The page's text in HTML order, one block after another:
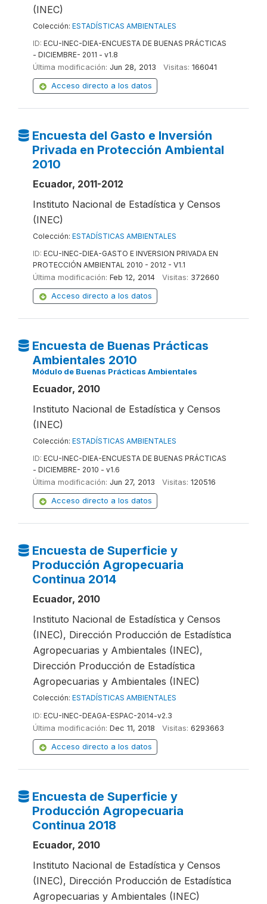
(INEC)
Colección: ESTADÍSTICAS AMBIENTALES
ID: ECU-INEC-DIEA-ENCUESTA DE BUENAS PRÁCTICAS
- DICIEMBRE- 2011 - v1.8
Última modificación: Jun 28, 2013 Visitas: 166041
Acceso directo a los datos
Encuesta del Gasto e Inversión
Privada en Protección Ambiental
2010
Ecuador, 2011-2012
Instituto Nacional de Estadística y Censos
(INEC)
Colección: ESTADÍSTICAS AMBIENTALES
ID: ECU-INEC-DIEA-GASTO E INVERSION PRIVADA EN
PROTECCIÓN AMBIENTAL 2010 - 2012 - V1.1
Última modificación: Feb 12, 2014 Visitas: 372660
Acceso directo a los datos
Encuesta de Buenas Prácticas
Ambientales 2010
Módulo de Buenas Prácticas Ambientales
Ecuador, 2010
Instituto Nacional de Estadística y Censos
(INEC)
Colección: ESTADÍSTICAS AMBIENTALES
ID: ECU-INEC-DIEA-ENCUESTA DE BUENAS PRÁCTICAS
- DICIEMBRE- 2010 - v1.6
Última modificación: Jun 27, 2013 Visitas: 120516
Acceso directo a los datos
Encuesta de Superficie y
Producción Agropecuaria
Continua 2014
Ecuador, 2010
Instituto Nacional de Estadística y Censos
(INEC), Dirección Producción de Estadística
Agropecuarias y Ambientales (INEC),
Dirección Producción de Estadística
Agropecuarias y Ambientales (INEC)
Colección: ESTADÍSTICAS AMBIENTALES
ID: ECU-INEC-DEAGA-ESPAC-2014-v2.3
Última modificación: Dec 11, 2018 Visitas: 6293663
Acceso directo a los datos
Encuesta de Superficie y
Producción Agropecuaria
Continua 2018
Ecuador, 2010
Instituto Nacional de Estadística y Censos
(INEC), Dirección Producción de Estadística
Agropecuarias y Ambientales (INEC)